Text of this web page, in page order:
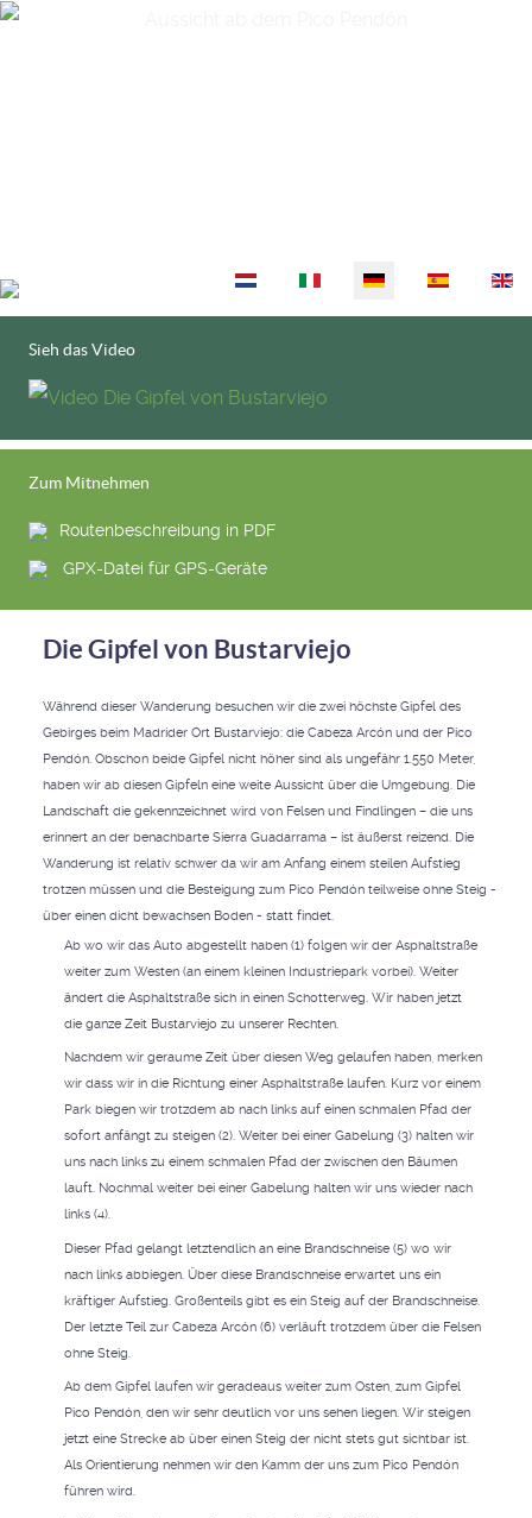
Sprache auswählen
Sieh das Video
Zum Mitnehmen
Routenbeschreibung in PDF
GPX-Datei für GPS-Geräte
Die Gipfel von Bustarviejo
Während dieser Wanderung besuchen wir die zwei höchste Gipfel des
Gebirges beim Madrider Ort Bustarviejo: die Cabeza Arcón und der Pico
Pendón. Obschon beide Gipfel nicht höher sind als ungefähr 1.550 Meter,
haben wir ab diesen Gipfeln eine weite Aussicht über die Umgebung. Die
Landschaft die gekennzeichnet wird von Felsen und Findlingen – die uns
erinnert an der benachbarte Sierra Guadarrama – ist äußerst reizend. Die
Wanderung ist relativ schwer da wir am Anfang einem steilen Aufstieg
trotzen müssen und die Besteigung zum Pico Pendón teilweise ohne Steig -
über einen dicht bewachsen Boden - statt findet.
Ab wo wir das Auto abgestellt haben (1) folgen wir der Asphaltstraße
weiter zum Westen (an einem kleinen Industriepark vorbei). Weiter
ändert die Asphaltstraße sich in einen Schotterweg. Wir haben jetzt
die ganze Zeit Bustarviejo zu unserer Rechten.
Nachdem wir geraume Zeit über diesen Weg gelaufen haben, merken
wir dass wir in die Richtung einer Asphaltstraße laufen. Kurz vor einem
Park biegen wir trotzdem ab nach links auf einen schmalen Pfad der
sofort anfängt zu steigen (2). Weiter bei einer Gabelung (3) halten wir
uns nach links zu einem schmalen Pfad der zwischen den Bäumen
lauft. Nochmal weiter bei einer Gabelung halten wir uns wieder nach
links (4).
Dieser Pfad gelangt letztendlich an eine Brandschneise (5) wo wir
nach links abbiegen. Über diese Brandschneise erwartet uns ein
kräftiger Aufstieg. Großenteils gibt es ein Steig auf der Brandschneise.
Der letzte Teil zur Cabeza Arcón (6) verläuft trotzdem über die Felsen
ohne Steig.
Ab dem Gipfel laufen wir geradeaus weiter zum Osten, zum Gipfel
Pico Pendón, den wir sehr deutlich vor uns sehen liegen. Wir steigen
jetzt eine Strecke ab über einen Steig der nicht stets gut sichtbar ist.
Als Orientierung nehmen wir den Kamm der uns zum Pico Pendón
führen wird.